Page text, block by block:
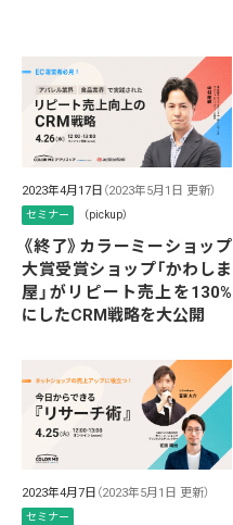
2023年4月17日 （2023年5月1日 更新）
セミナー （pickup）
《終了》カラーミーショップ
大賞受賞ショップ「かわしま
屋」がリピート売上を130%
にしたCRM戦略を大公開
2023年4月7日 （2023年5月1日 更新）
セミナー